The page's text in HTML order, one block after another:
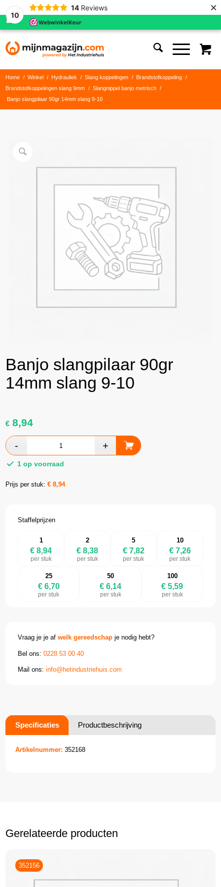
10
14 Reviews ×
Home / Winkel / Hydrauliek / Slang koppelingen / Brandstofkoppeling
/
Brandstofkoppelingen slang 9mm
/ Slangnippel banjo metrisch
/
Banjo slangpilaar 90gr 14mm slang 9-10
Banjo slangpilaar 90gr
14mm slang 9-10
€ 8,94
1 op voorraad
Prijs per stuk:€8,94
Staffelprijzen
1
€ 8,94
per stuk
2
€ 8,38
per stuk
5
€ 7,82
per stuk
10
€ 7,26
per stuk
25
€ 6,70
per stuk
50
€ 6,14
per stuk
100
€ 5,59
per stuk
Vraag je je afwelk gereedschap je nodig hebt?
Bel ons:0228 53 00 40
Mail ons:info@hetindustriehuis.com
Specificaties Productbeschrijving
Artikelnummer: 352168
Gerelateerde producten
352156